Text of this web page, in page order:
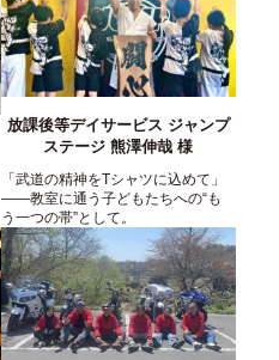
放課後等デイサービス ジャンプ
ステージ 熊澤伸哉 様
「武道の精神をTシャツに込めて」
――教室に通う子どもたちへの“も
う一つの帯”として。